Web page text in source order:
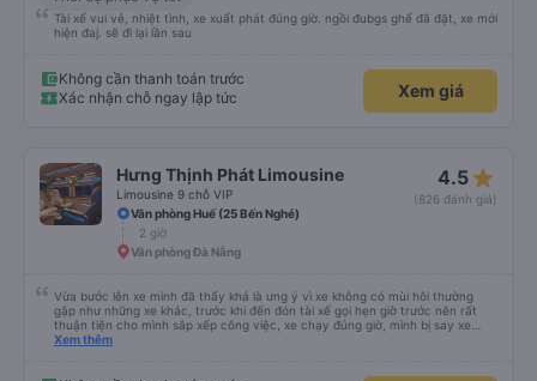
Tài xế vui vẻ, nhiệt tình, xe xuất phát đúng giờ. ngồi đubgs ghế đã đặt, xe mới
hiện đaj. sẽ đi lại lần sau
Không cần thanh toán trước
Xác nhận chỗ ngay lập tức
Xem giá
Hưng Thịnh Phát Limousine
Limousine 9 chỗ VIP
4.5 star_rate
(826 đánh giá)
Văn phòng Huế (25 Bến Nghé)
2 giờ
Văn phòng Đà Nẵng
Vừa bước lên xe mình đã thấy khá là ưng ý vì xe không có mùi hôi thường
gặp như những xe khác, trước khi đến đón tài xế gọi hẹn giờ trước nên rất
thuận tiện cho mình sắp xếp công việc, xe chạy đúng giờ, mình bị say xe
nhưng khá là thoải mái trong chuyến xe này, tài xế dễ thương cực, Hưng
Xem thêm